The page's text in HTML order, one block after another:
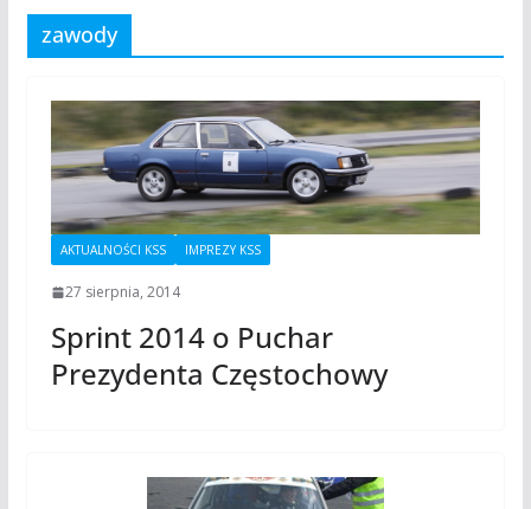
zawody
AKTUALNOŚCI KSS IMPREZY KSS
27 sierpnia, 2014
Sprint 2014 o Puchar
Prezydenta Częstochowy